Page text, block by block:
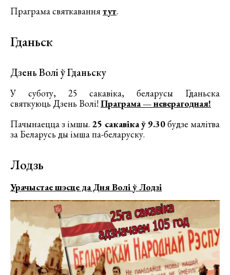
Праграма святкаваннятут.
Гданьск
Дзень Волі ў Гданьску
У суботу, 25 сакавіка, беларусы Гданьска
святкуюць Дзень Волі!Праграма — неверагодная!
Пачынаецца з імшы. 25 сакавіка ў 9.30будзе малітва
за Беларусь ды імша па-беларуску.
Лодзь
Урачыстае шэсце да Дня Волі ў Лодзі